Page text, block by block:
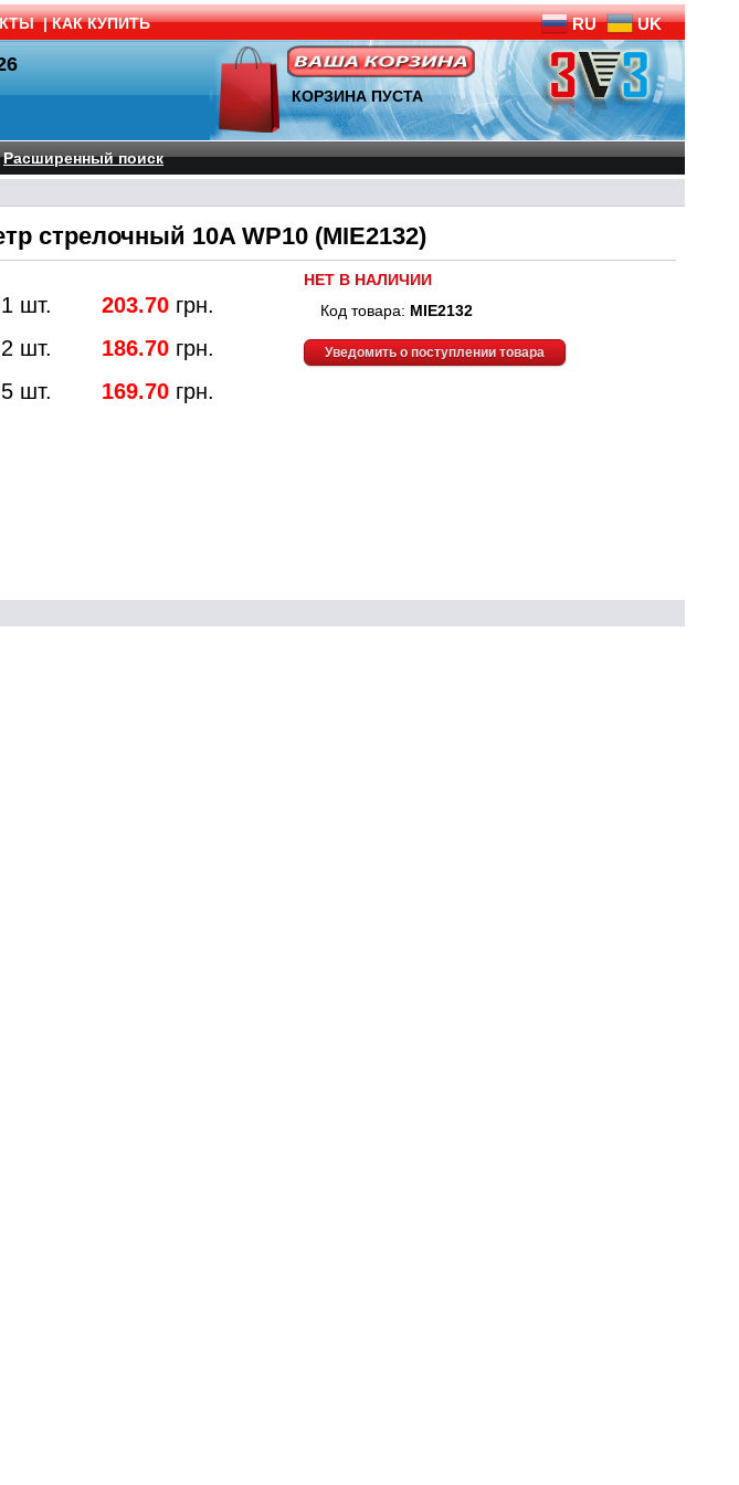
| КАК КУПИТЬ RU UK
КОРЗИНА ПУСТА
Расширенный поиск
стрелочный 10A WP10 (MIE2132)
шт. 203.70 грн.
шт.
186.70 грн.
шт.
169.70 грн.
НЕТ В НАЛИЧИИ
Код товара: MIE2132
Уведомить о поступлении товара